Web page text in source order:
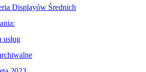
Displayów Średnich
usług